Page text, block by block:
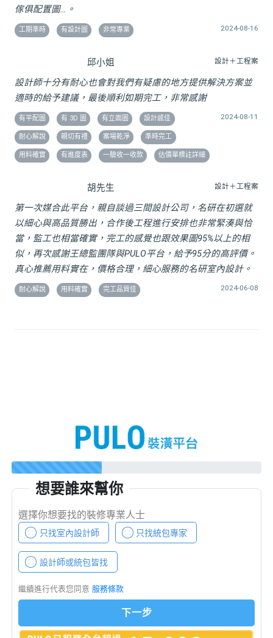
傢俱配置圖…。
工期準時 有設計圖 非常專業 2024-08-16
邱小姐 設計＋工程案
設計師十分有耐心也會對我們有疑慮的地方提供解決方案並
適時的給予建議，最後順利如期完工，非常感謝
有平配圖 有 3D 圖 有立面圖 設計感佳
耐心解說 親切有禮 案場乾淨 準時完工
用料確實 有進度表 一驗收一收款 估價單標註詳細
2024-08-11
胡先生 設計＋工程案
第一次媒合此平台，親自談過三間設計公司，名研在初選就
以細心與高品質勝出，合作後工程進行安排也非常緊湊與恰
當，監工也相當確實，完工的感覺也跟效果圖95%以上的相
似，再次感謝王總監團隊與PULO平台，給予95分的高評價。
真心推薦用料實在，價格合理，細心服務的名研室內設計。
耐心解說 用料確實 完工品質佳 2024-06-08